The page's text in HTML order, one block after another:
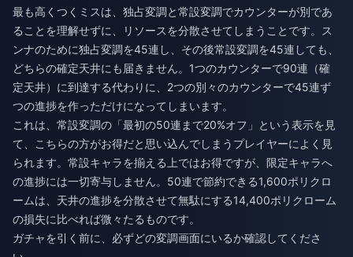
最も高くつくミスは、独占変調と常設変調でカウンターが別であ
ることを理解せずに、リソースを分散させてしまうことです。ス
ンナのために独占変調を45連し、その後常設変調を45連しても、
どちらの確定天井にも届きません。1つのカウンターで90連（確
定天井）に到達する代わりに、2つの別々のカウンターで45連ず
つの進捗を作っただけになってしまいます。
これは、常設変調の「最初の50連まで20%オフ」という表示を見
て、こちらの方がお得だと思い込んでしまうプレイヤーによく見
られます。常設キャラを揃える上ではお得ですが、限定キャラへ
の進捗には一切寄与しません。50連で節約できる1,600ポリクロ
ームは、天井の進捗を分散させて無駄にする14,400ポリクローム
の損失に比べれば微々たるものです。
ガチャを引く前に、必ずどの変調画面にいるか確認してくださ